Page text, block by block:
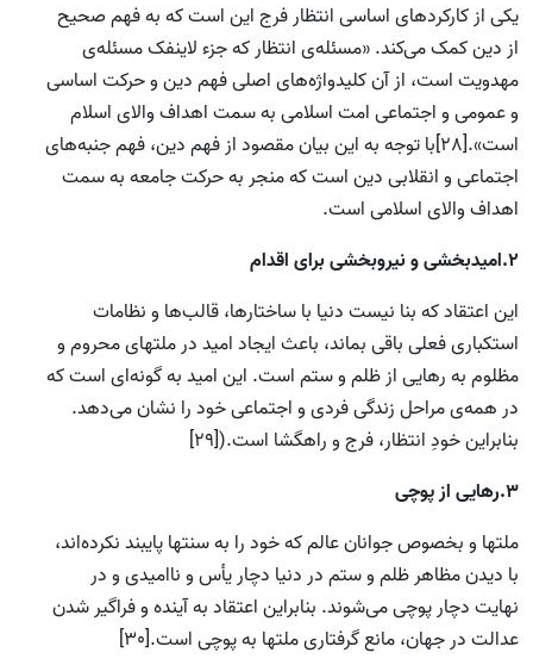
یکی از کارکردهای اساسی انتظار فرج این است که به فهم صحیح
از دین کمک می‌کند. «مسئله‌ی انتظار که جزء لاینفک مسئله‌ی
مهدویت است، از آن کلیدواژه‌های اصلی فهم دین و حرکت اساسی
و عمومی و اجتماعی امت اسلامی به سمت اهداف والای اسلام
است».[28]با توجه به این بیان مقصود از فهم دین، فهم جنبه‌های
اجتماعی و انقلابی دین است که منجر به حرکت جامعه به سمت
اهداف والای اسلامی است.
2. امیدبخشی و نیروبخشی برای اقدام
این اعتقاد که بنا نیست دنیا با ساختارها، قالب‌ها و نظامات
استکباری فعلی باقی بماند، باعث ایجاد امید در ملتهای محروم و
مظلوم به رهایی از ظلم و ستم است. این امید به گونه‌ای است که
در همه‌ی مراحل زندگی فردی و اجتماعی خود را نشان می‌دهد.
بنابراین خودِ انتظار، فرج و راهگشا است.([29]
3.رهایی از پوچی
ملتها و بخصوص جوانان عالم که خود را به سنتها پایبند نکرده‌اند،
با دیدن مظاهر ظلم و ستم در دنیا دچار یأس و ناامیدی و در
نهایت دچار پوچی می‌شوند. بنابراین اعتقاد به آینده و فراگیر شدن
عدالت در جهان، مانع گرفتاری ملتها به پوچی است.[30]